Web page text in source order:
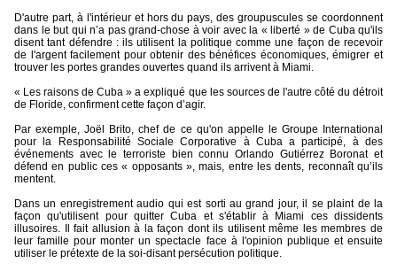
D'autre part, à l'intérieur et hors du pays, des groupuscules se coordonnent
dans le but qui n’a pas grand-chose à voir avec la « liberté » de Cuba qu'ils
disent tant défendre : ils utilisent la politique comme une façon de recevoir
de l'argent facilement pour obtenir des bénéfices économiques, émigrer et
trouver les portes grandes ouvertes quand ils arrivent à Miami.
« Les raisons de Cuba » a expliqué que les sources de l'autre côté du détroit
de Floride, confirment cette façon d’agir.
Par exemple, Joël Brito, chef de ce qu'on appelle le Groupe International
pour la Responsabilité Sociale Corporative à Cuba a participé, à des
événements avec le terroriste bien connu Orlando Gutiérrez Boronat et
défend en public ces « opposants », mais, entre les dents, reconnaît qu’ils
mentent.
Dans un enregistrement audio qui est sorti au grand jour, il se plaint de la
façon qu'utilisent pour quitter Cuba et s'établir à Miami ces dissidents
illusoires. Il fait allusion à la façon dont ils utilisent même les membres de
leur famille pour monter un spectacle face à l'opinion publique et ensuite
utiliser le prétexte de la soi-disant persécution politique.